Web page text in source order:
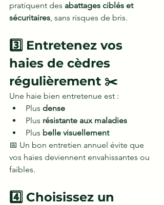
pratiquent des abattages ciblés et
sécuritaires , sans risques de bris.
3️⃣ Entretenez vos
haies de cèdres
régulièrement ✂️
Une haie bien entretenue est :
Plus dense
Plus résistante aux maladies
Plus belle visuellement
📅 Un bon entretien annuel évite que
vos haies deviennent envahissantes ou
faibles.
4️⃣ Choisissez un